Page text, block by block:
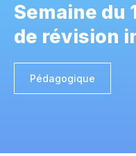
Semaine du
de révision
Pédagogique